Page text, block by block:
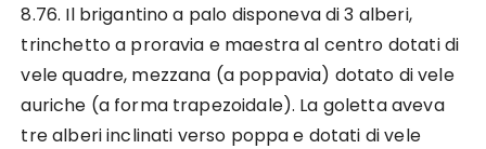
8.76. Il brigantino a palo disponeva di 3 alberi,
trinchetto a proravia e maestra al centro dotati di
vele quadre, mezzana (a poppavia) dotato di vele
auriche (a forma trapezoidale). La goletta aveva
tre alberi inclinati verso poppa e dotati di vele